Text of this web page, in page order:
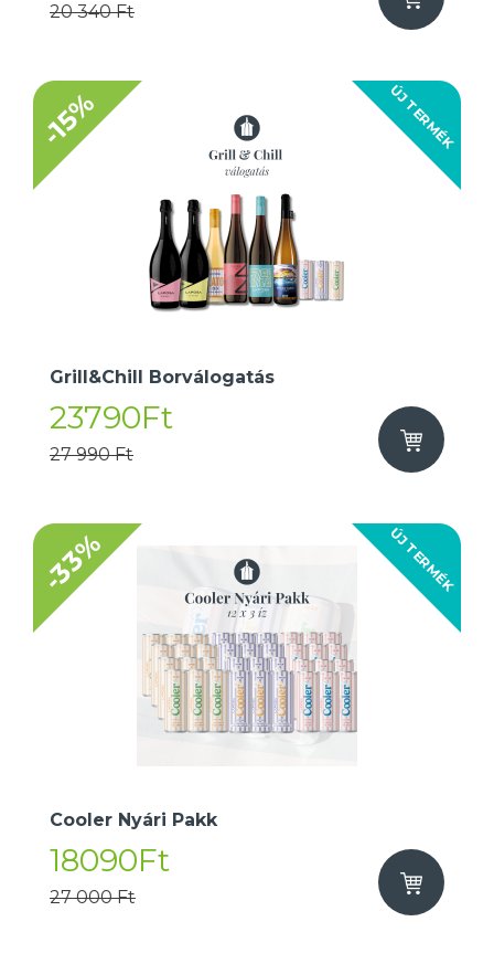
20 340 Ft
ÚJ TERMÉK
-15%
Grill&Chill Borválogatás
23790Ft
27 990 Ft
ÚJ TERMÉK
-33%
Cooler Nyári Pakk
18090Ft
27 000 Ft